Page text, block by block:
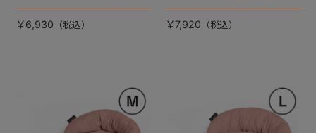
ットカートマット登場！
￥6,930
￥7,920